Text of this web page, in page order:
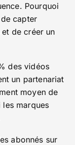
Pourquoi
capter
de créer un
des vidéos
un partenariat
moyen de
marques
abonnés sur